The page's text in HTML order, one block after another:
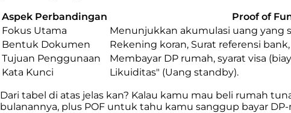
Aspek Perbandingan
Proof of
Fokus Utama
Menunjukkan akumulasi uang yang
Bentuk Dokumen
Rekening koran, Surat referensi
Tujuan Penggunaan
Membayar DP rumah, syarat visa
Kata Kunci
Likuiditas" (Uang standby).
Dari tabel di atas jelas kan? Kalau kamu mau beli rumah
bulanannya, plus POF untuk tahu kamu sanggup bayar DP-